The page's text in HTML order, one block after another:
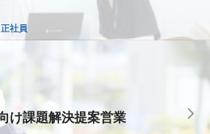
正社員
け課題解決提案営業